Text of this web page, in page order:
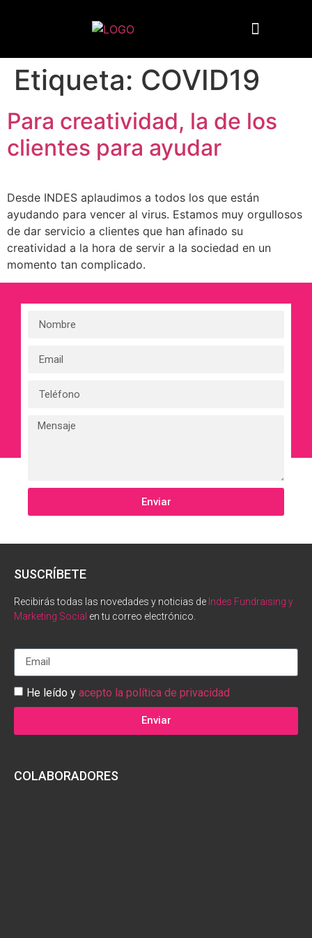
Etiqueta: COVID19
Para creatividad, la de los
clientes para ayudar
Desde INDES aplaudimos a todos los que están
ayudando para vencer al virus. Estamos muy orgullosos
de dar servicio a clientes que han afinado su
creatividad a la hora de servir a la sociedad en un
momento tan complicado.
Enviar
SUSCRÍBETE
Recibirás todas las novedades y noticias de Indes Fundraising y
Marketing Social en tu correo electrónico.
He leído y acepto la política de privacidad
Enviar
COLABORADORES